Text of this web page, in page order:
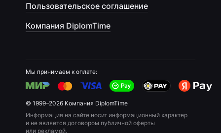
Пользовательское соглашение
Компания DiplomTime
Мы принимаем к оплате:
© 1999–2026 Компания DiplomTime
Информация на сайте носит информационный характер
и не является договором публичной оферты
или рекламой.